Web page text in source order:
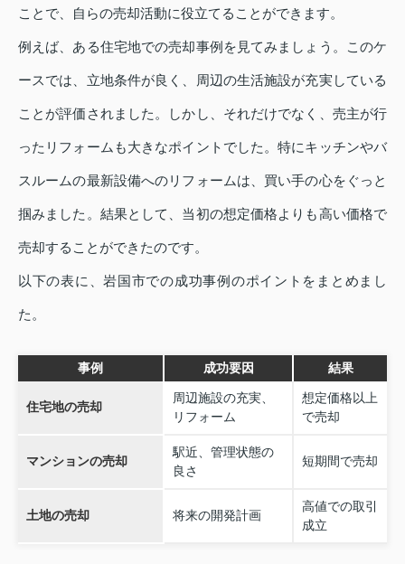
ことで、自らの売却活動に役立てることができます。
例えば、ある住宅地での売却事例を見てみましょう。このケ
ースでは、立地条件が良く、周辺の生活施設が充実している
ことが評価されました。しかし、それだけでなく、売主が行
ったリフォームも大きなポイントでした。特にキッチンやバ
スルームの最新設備へのリフォームは、買い手の心をぐっと
掴みました。結果として、当初の想定価格よりも高い価格で
売却することができたのです。
以下の表に、岩国市での成功事例のポイントをまとめまし
た。
事例 成功要因 結果
住宅地の売却
周辺施設の充実、
リフォーム
想定価格以上
で売却
マンションの売却
駅近、管理状態の
良さ
短期間で売却
土地の売却 将来の開発計画
高値での取引
成立